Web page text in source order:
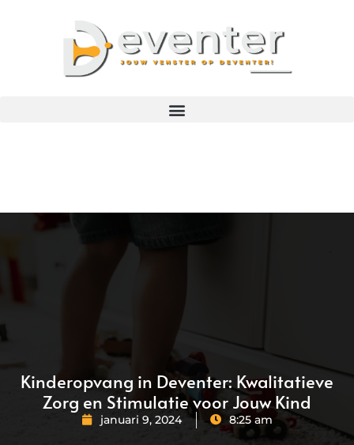
Kinderopvang in Deventer: Kwalitatieve
Zorg en Stimulatie voor Jouw Kind
januari 9, 2024 8:25 am